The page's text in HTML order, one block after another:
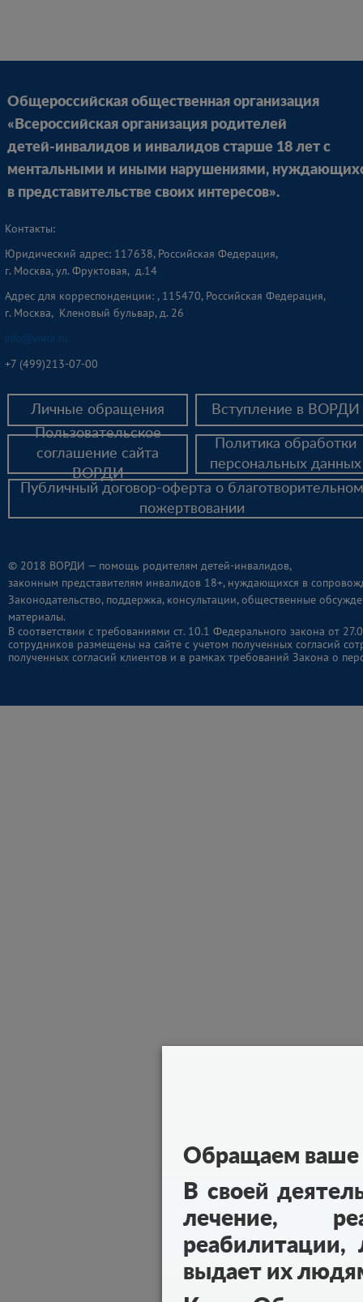
Общероссийская общественная организация
«Всероссийская организация родителей
детей-инвалидов и инвалидов старше 18 лет с
ментальными и иными нарушениями,
в представительстве своих интересов».
Контакты:
Юридический адрес: 117638, Российская Федерация,
г. Москва, ул. Фруктовая, д.14
Адрес для корреспонденции: , 115470, Российская Федерация,
г. Москва, Кленовый бульвар, д. 26
info@vordi.ru
+7 (499)213-07-00
Личные обращения
Вступление в ВОРДИ
Пользовательское
соглашение сайта
ВОРДИ
© 2018 ВОРДИ — помощь родителям детей-инвалидов,
законным представителям инвалидов 18+, нуждающихся в
Законодательство, поддержка, консультации, общественные
материалы.
Политика обработки
персональных данных
Публичный договор-оферта о благотворительном
пожертвовании
В соответствии с требованиями ст. 10.1 Федерального закона от
сотрудников размещены на сайте с учетом полученных согласий
полученных согласий клиентов и в рамках требований Закона о
Обращаем ваше
В своей
лечение,
реабилитации,
выдает их